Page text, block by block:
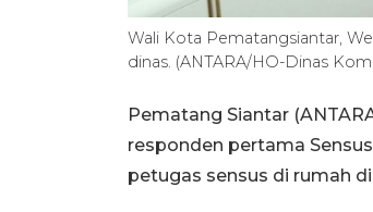
Wali Kota Pematangsiantar,
dinas. (ANTARA/HO-Dinas
Pematang Siantar
responden pertama
petugas sensus di rumah